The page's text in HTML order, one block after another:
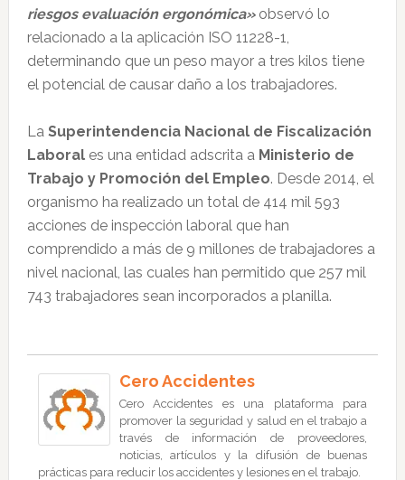
riesgos evaluación ergonómica»observó lo
relacionado a la aplicación ISO 11228-1,
determinando que un peso mayor a tres kilos tiene
el potencial de causar daño a los trabajadores.
La Superintendencia Nacional de Fiscalización
Laborales una entidad adscrita a Ministerio de
Trabajo y Promoción del Empleo. Desde 2014, el
organismo ha realizado un total de 414 mil 593
acciones de inspección laboral que han
comprendido a más de 9 millones de trabajadores a
nivel nacional, las cuales han permitido que 257 mil
743 trabajadores sean incorporados a planilla.
Cero Accidentes
Cero Accidentes es una plataforma para
promover la seguridad y salud en el trabajo a
través de información de proveedores,
noticias, artículos y la difusión de buenas
prácticas para reducir los accidentes y lesiones en el trabajo.